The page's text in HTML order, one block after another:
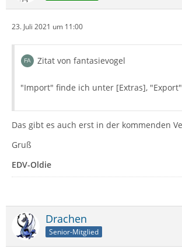
23. Juli 2021 um 11:00
Zitat von fantasievogel
"Import" finde ich unter [Extras],
Das gibt es auch erst in der kommenden
Gruß
EDV-Oldie
Drachen
Senior-Mitglied